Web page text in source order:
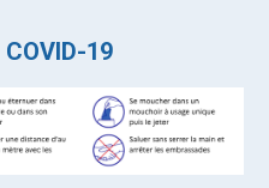
COVID-19